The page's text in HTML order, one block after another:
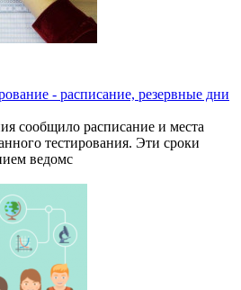
- расписание, резервные дни
сообщило расписание и места
тестирования. Эти сроки
ведомс